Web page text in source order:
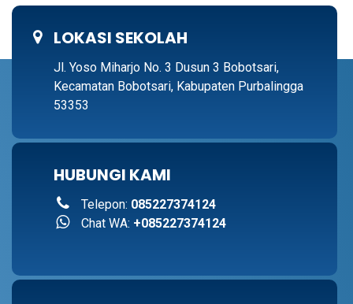
LOKASI SEKOLAH
Jl. Yoso Miharjo No. 3 Dusun 3 Bobotsari,
Kecamatan Bobotsari, Kabupaten Purbalingga
53353
HUBUNGI KAMI
Telepon: 085227374124
Chat WA: +085227374124